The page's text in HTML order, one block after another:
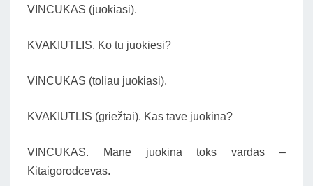
VINCUKAS (juokiasi).
KVAKIUTLIS. Ko tu juokiesi?
VINCUKAS (toliau juokiasi).
KVAKIUTLIS (griežtai). Kas tave juokina?
VINCUKAS. Mane juokina toks vardas –
Kitaigorodcevas.